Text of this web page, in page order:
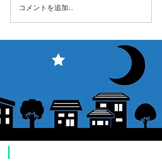
【お知らせ】店休日のお
知らせ
コメントを追加…